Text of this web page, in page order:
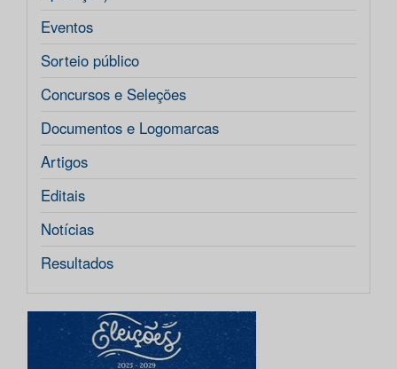
Eventos
Sorteio público
Concursos e Seleções
Documentos e Logomarcas
Artigos
Editais
Notícias
Resultados